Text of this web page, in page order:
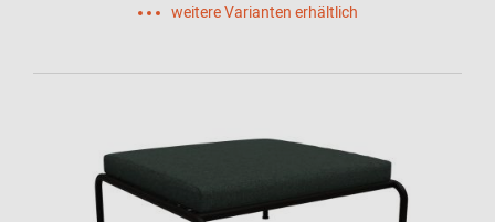
weitere Varianten erhältlich